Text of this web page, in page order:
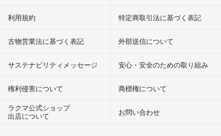
利用規約 特定商取引法に基づく表記
古物営業法に基づく表記 外部送信について
サステナビリティメッセージ 安心・安全のための取り組み
権利侵害について
商標権について
ラクマ公式ショップ
出店について
お問い合わせ